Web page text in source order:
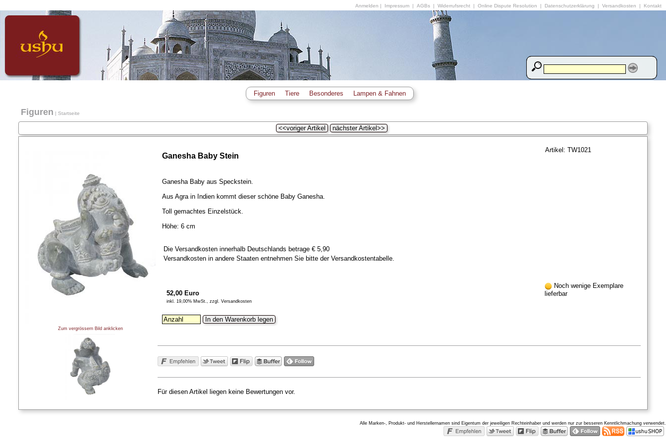
Anmelden | Impressum | AGBs | Widerrufsrecht | Online Dispute Resolution | Datenschutzerklärung | Versandkosten | Kontakt
Figuren Tiere Besonderes Lampen & Fahnen
Figuren | Startseite
<<voriger Artikel nächster Artikel>>
Zum vergrössern Bild anklicken
Ganesha Baby Stein
Artikel: TW1021
Ganesha Baby aus Speckstein.
Aus Agra in Indien kommt dieser schöne Baby Ganesha.
Toll gemachtes Einzelstück.
Höhe: 6 cm
Die Versandkosten innerhalb Deutschlands betrage € 5,90
Versandkosten in andere Staaten entnehmen Sie bitte der Versandkostentabelle.
52,00 Euro
inkl. 19,00% MwSt., zzgl. Versandkosten
Noch wenige Exemplare
lieferbar
In den Warenkorb legen
Für diesen Artikel liegen keine Bewertungen vor.
Alle Marken-, Produkt- und Herstellernamen sind Eigentum der jeweiligen Rechteinhaber und werden nur zur besseren Kenntlichmachung verwendet.